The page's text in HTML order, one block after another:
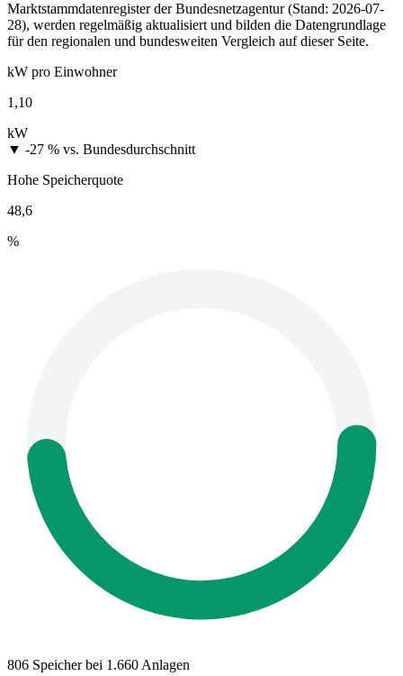
Marktstammdatenregister der Bundesnetzagentur (Stand: 2026-07-
28), werden regelmäßig aktualisiert und bilden die Datengrundlage
für den regionalen und bundesweiten Vergleich auf dieser Seite.
kW pro Einwohner
1,10
kW
▼ -27 % vs. Bundesdurchschnitt
Hohe Speicherquote
48,6
%
806 Speicher bei 1.660 Anlagen